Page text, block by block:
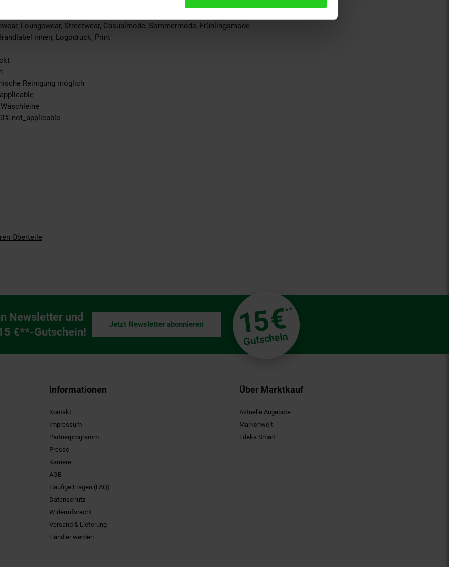
Loungewear, Streetwear, Casualmode, Sommermode, Frühlingsmode
innen, Logodruck, Print
Reinigung möglich
not_applicable
Oberteile
Newsletter und
€**-Gutschein!
15€**
Gutschein
Jetzt Newsletter abonnieren
Informationen
Kontakt
Impressum
Partnerprogramm
Presse
Karriere
AGB
Häufige Fragen (FAQ)
Datenschutz
Widerrufsrecht
Versand & Lieferung
Händler werden
Über Marktkauf
Aktuelle Angebote
Markenwelt
Edeka Smart